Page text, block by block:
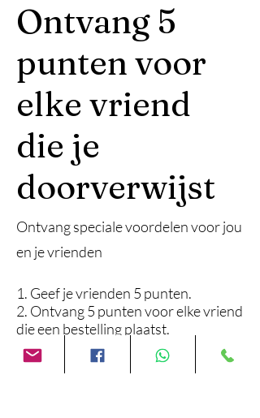
Ontvang 5
punten voor
elke vriend
die je
doorverwijst
Ontvang speciale voordelen voor jou
en je vrienden
Geef je vrienden 5 punten.
Ontvang 5 punten voor elke vriend
die een bestelling plaatst.